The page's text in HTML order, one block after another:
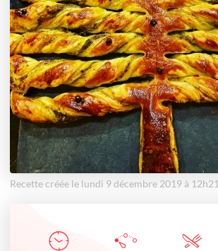
Recette créée le lundi 9 décembre 2019 à 12h21